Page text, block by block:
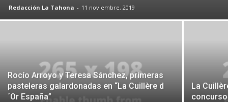
Redacción La Tahona - 11 noviembre, 2019
Rocío Arroyo y Teresa Sánchez, primeras
pasteleras galardonadas en “La Cuillère d
´Or España”
La